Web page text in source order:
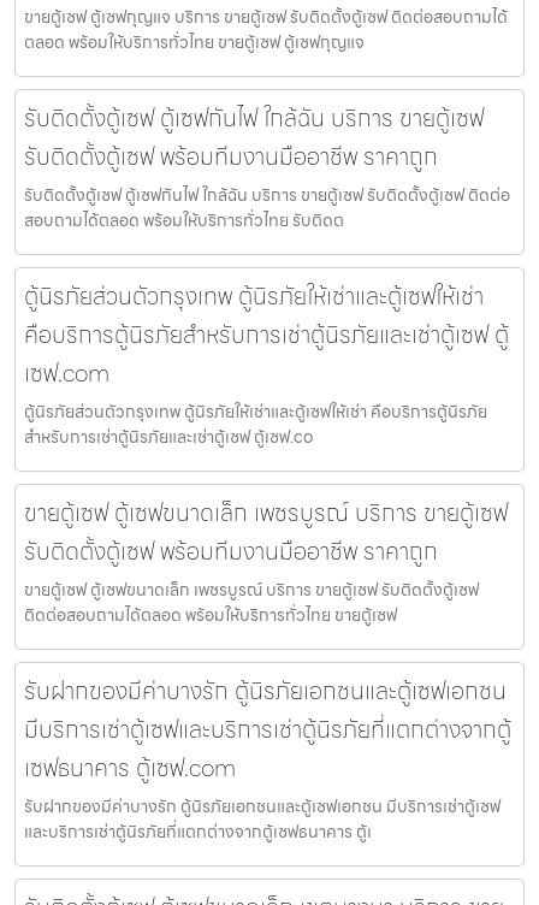
ขายตู้เซฟ ตู้เซฟกุญแจ บริการ ขายตู้เซฟ รับติดตั้งตู้เซฟ ติดต่อสอบถามได้
ตลอด พร้อมให้บริการทั่วไทย ขายตู้เซฟ ตู้เซฟกุญแจ
รับติดตั้งตู้เซฟ ตู้เซฟกันไฟ ใกล้ฉัน บริการ ขายตู้เซฟ
รับติดตั้งตู้เซฟ พร้อมทีมงานมืออาชีพ ราคาถูก
รับติดตั้งตู้เซฟ ตู้เซฟกันไฟ ใกล้ฉัน บริการ ขายตู้เซฟ รับติดตั้งตู้เซฟ ติดต่อ
สอบถามได้ตลอด พร้อมให้บริการทั่วไทย รับติดต
ตู้นิรภัยส่วนตัวกรุงเทพ ตู้นิรภัยให้เช่าและตู้เซฟให้เช่า
คือบริการตู้นิรภัยสำหรับการเช่าตู้นิรภัยและเช่าตู้เซฟ ตู้
เซฟ.com
ตู้นิรภัยส่วนตัวกรุงเทพ ตู้นิรภัยให้เช่าและตู้เซฟให้เช่า คือบริการตู้นิรภัย
สำหรับการเช่าตู้นิรภัยและเช่าตู้เซฟ ตู้เซฟ.co
ขายตู้เซฟ ตู้เซฟขนาดเล็ก เพชรบูรณ์ บริการ ขายตู้เซฟ
รับติดตั้งตู้เซฟ พร้อมทีมงานมืออาชีพ ราคาถูก
ขายตู้เซฟ ตู้เซฟขนาดเล็ก เพชรบูรณ์ บริการ ขายตู้เซฟ รับติดตั้งตู้เซฟ
ติดต่อสอบถามได้ตลอด พร้อมให้บริการทั่วไทย ขายตู้เซฟ
รับฝากของมีค่าบางรัก ตู้นิรภัยเอกชนและตู้เซฟเอกชน
มีบริการเช่าตู้เซฟและบริการเช่าตู้นิรภัยที่แตกต่างจากตู้
เซฟธนาคาร ตู้เซฟ.com
รับฝากของมีค่าบางรัก ตู้นิรภัยเอกชนและตู้เซฟเอกชน มีบริการเช่าตู้เซฟ
และบริการเช่าตู้นิรภัยที่แตกต่างจากตู้เซฟธนาคาร ตู้เ